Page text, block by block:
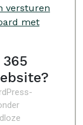
versturen
met